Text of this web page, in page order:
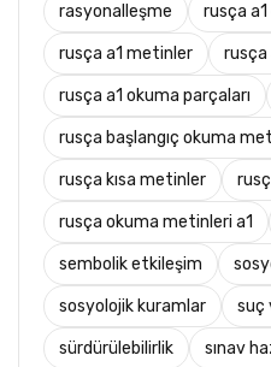
rasyonalleşme rusça
rusça a1 metinler rusça
rusça a1 okuma parçaları
rusça başlangıç okuma
rusça kısa metinler
rusça okuma metinleri a1
sembolik etkileşim
sosyolojik kuramlar suç
sürdürülebilirlik sınav